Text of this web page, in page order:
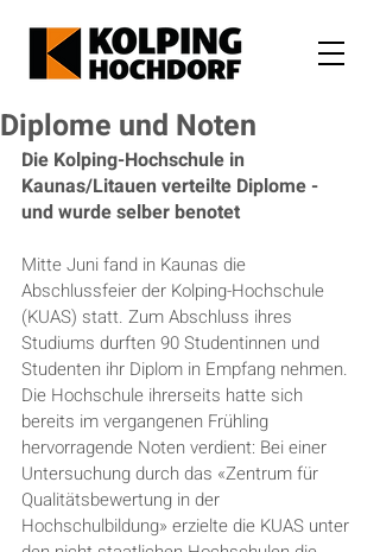
Diplome und Noten
Die Kolping-Hochschule in
Kaunas/Litauen verteilte Diplome -
und wurde selber benotet
Mitte Juni fand in Kaunas die
Abschlussfeier der Kolping-Hochschule
(KUAS) statt. Zum Abschluss ihres
Studiums durften 90 Studentinnen und
Studenten ihr Diplom in Empfang nehmen.
Die Hochschule ihrerseits hatte sich
bereits im vergangenen Frühling
hervorragende Noten verdient: Bei einer
Untersuchung durch das «Zentrum für
Qualitätsbewertung in der
Hochschulbildung» erzielte die KUAS unter